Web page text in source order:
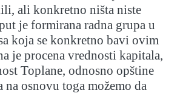
ali konkretno ništa niste
je formirana radna grupa u
koja se konkretno bavi ovim
je procena vrednosti kapitala,
Toplane, odnosno opštine
na osnovu toga možemo da